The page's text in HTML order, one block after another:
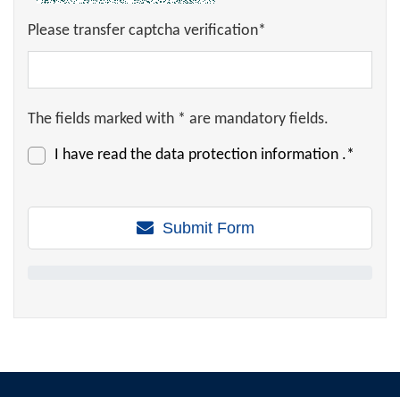
Please transfer captcha verification*
The fields marked with * are mandatory fields.
I have read the data protection information .*
Submit Form